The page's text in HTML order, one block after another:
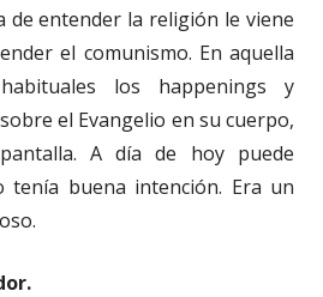
de entender la religión le viene
el comunismo. En aquella
los happenings y
el Evangelio en su cuerpo,
A día de hoy puede
tenía buena intención. Era un